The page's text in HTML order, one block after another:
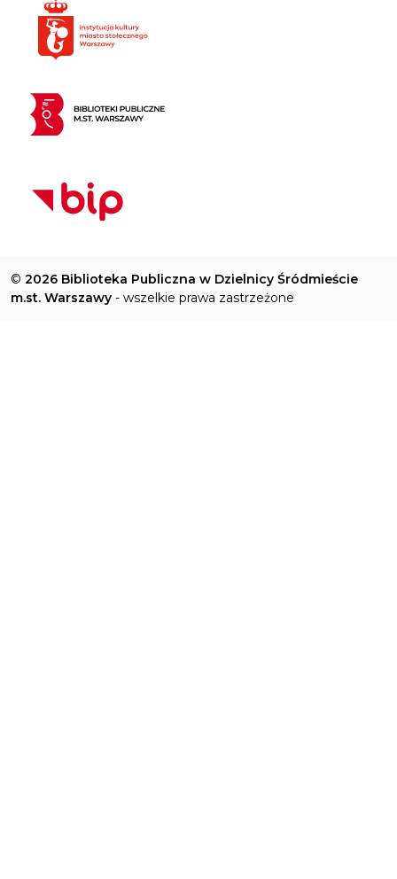
© 2026 Biblioteka Publiczna w Dzielnicy Śródmieście
m.st. Warszawy - wszelkie prawa zastrzeżone